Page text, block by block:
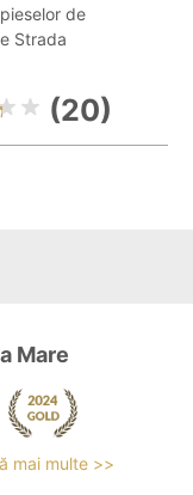
de
Strada
(20)
Mare
mai multe >>